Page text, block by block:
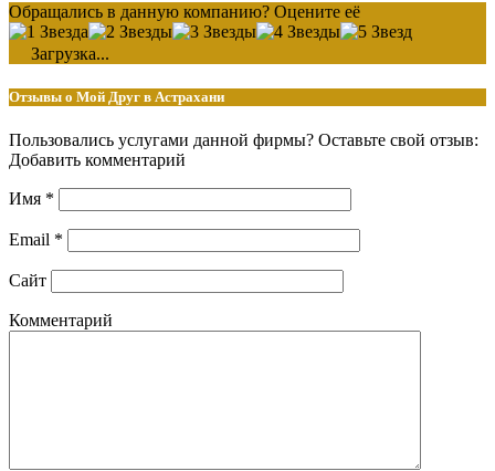
Обращались в данную компанию? Оцените её
Загрузка...
Отзывы о Мой Друг в Астрахани
Пользовались услугами данной фирмы? Оставьте свой отзыв:
Добавить комментарий
Имя *
Email *
Сайт
Комментарий